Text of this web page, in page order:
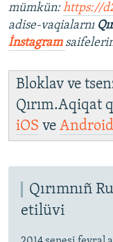
mümkün:https://
adise-vaqialarnı
İnstagram
Bloklav ve
Qırım.Aqiqat
iOS ve Android
Qırımnıñ
etilüvi